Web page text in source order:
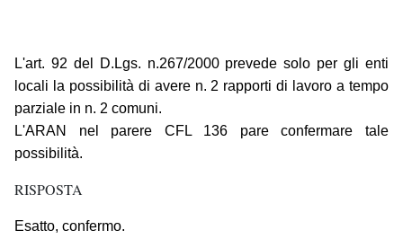
L'art. 92 del D.Lgs. n.267/2000 prevede solo per gli enti
locali la possibilità di avere n. 2 rapporti di lavoro a tempo
parziale in n. 2 comuni.
L'ARAN nel parere CFL 136 pare confermare tale
possibilità.
RISPOSTA
Esatto, confermo.